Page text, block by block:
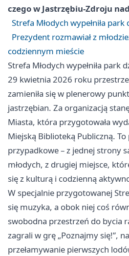
czego w Jastrzębiu-Zdroju
Strefa Młodych wypełniła
Prezydent rozmawiał z
codziennym mieście
Strefa Młodych wypełniła park
29 kwietnia 2026 roku
zamieniła się w plenerowy
jastrzębian. Za organizacją
Miasta, która przygotowała
Miejską Biblioteką Publiczną. To
przypadkowe – z jednej strony
młodych, z drugiej miejsce,
się z kulturą i codzienną
W specjalnie przygotowanej
się muzyka, a obok niej coś
swobodna przestrzeń do bycia
zagrali w grę „Poznajmy się!”,
przełamywanie pierwszych